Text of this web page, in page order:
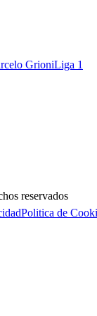
GrioniLiga 1
reservados
Politica de